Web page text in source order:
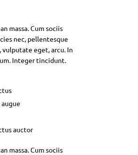
massa. Cum sociis
nec, pellentesque
vulputate eget, arcu. In
Integer tincidunt.
auctor
massa. Cum sociis